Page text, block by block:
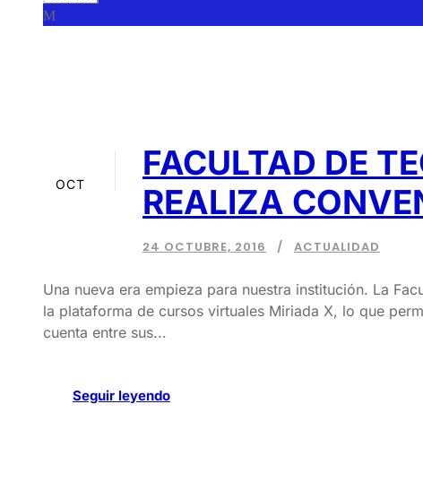
OCT
FACULTAD DE
REALIZA
24 OCTUBRE, 2016 ACTUALIDAD
Una nueva era empieza para nuestra institución. La
la plataforma de cursos virtuales Miriada X, lo que
cuenta entre sus...
Seguir leyendo